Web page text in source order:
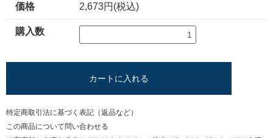
価格 2,673円(税込)
購入数
カートに入れる
特定商取引法に基づく表記（返品など）
この商品について問い合わせる